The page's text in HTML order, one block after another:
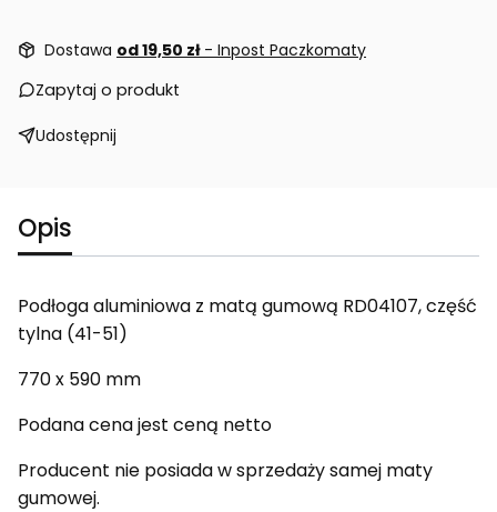
Dostawa od 19,50 zł - Inpost Paczkomaty
Zapytaj o produkt
Udostępnij
Opis
Podłoga aluminiowa z matą gumową RD04107, część
tylna (41-51)
770 x 590 mm
Podana cena jest ceną netto
Producent nie posiada w sprzedaży samej maty
gumowej.